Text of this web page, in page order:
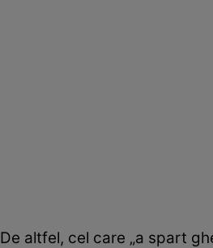
De altfel, cel care „a spart